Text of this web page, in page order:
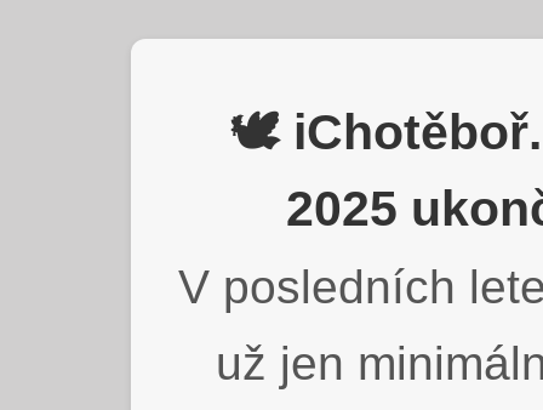
🕊️
2025
V posledních
už jen